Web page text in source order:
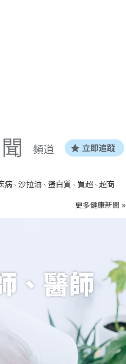
病、 沙拉油 、 蛋白質 、 買超、 超商
更多健康新聞 »
、醫師